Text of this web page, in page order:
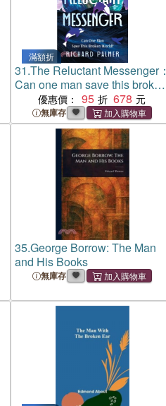
滿額折
31.The Reluctant Messenger：
Can one man save this broken
world?優惠價： 95 678
無庫存
35.George Borrow: The Man
and His Books
無庫存